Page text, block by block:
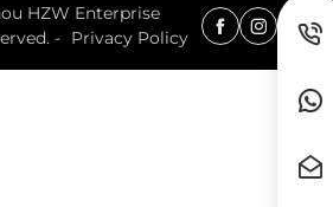
HZW Enterprise
- Privacy Policy